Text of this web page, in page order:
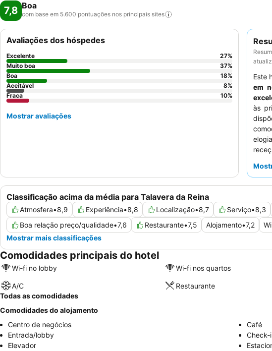
7,8 Boa
com base em 5.600 pontuações nos principais sites
Este
em
às
um
Classificação acima da média para Talavera da Reina
Atmosfera•8,9 Experiência•8,8 Localização•8,7 Serviço•8,3
Boa relação preço/qualidade•7,6 Restaurante•7,5 Alojamento•7,2
Mostrar mais classificações
Avaliações dos hóspedes
Excelente 27%
Muito boa
37%
Boa
18%
Aceitável
8%
Fraca
10%
Mostrar avaliações
Comodidades principais do hotel
Wi-fi no lobby Wi-fi nos quartos
A/C Restaurante
Todas as comodidades
Comodidades do alojamento
Centro de negócios
Café
Entrada/lobby
Check-
Elevador